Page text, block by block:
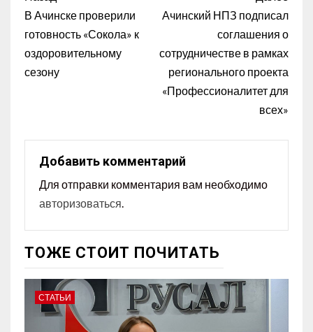
В Ачинске проверили
готовность «Сокола» к
оздоровительному
сезону
Ачинский НПЗ подписал
соглашения о
сотрудничестве в рамках
регионального проекта
«Профессионалитет для
всех»
Добавить комментарий
Для отправки комментария вам необходимо
авторизоваться.
ТОЖЕ СТОИТ ПОЧИТАТЬ
СТАТЬИ